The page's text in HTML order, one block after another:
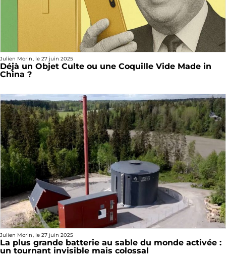
Julien Morin, le 27 juin 2025
Déjà un Objet Culte ou une Coquille Vide Made in
China ?
Julien Morin, le 27 juin 2025
La plus grande batterie au sable du monde activée :
un tournant invisible mais colossal